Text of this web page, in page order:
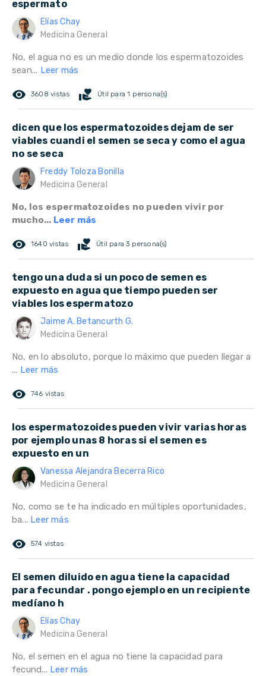
espermato
Elías Chay
Medicina General
No, el agua no es un medio donde los espermatozoides
sean... Leer más
remove_red_eye 3608 vistas volunteer_activism Útil para 1 persona(s)
dicen que los espermatozoides dejam de ser
viables cuandi el semen se seca y como el agua
no se seca
Freddy Toloza Bonilla
Medicina General
No, los espermatozoides no pueden vivir por
mucho... Leer más
remove_red_eye 1640 vistas volunteer_activism Útil para 3 persona(s)
tengo una duda si un poco de semen es
expuesto en agua que tiempo pueden ser
viables los espermatozo
Jaime A. Betancurth G.
Medicina General
No, en lo absoluto, porque lo máximo que pueden llegar a
... Leer más
remove_red_eye 746 vistas
los espermatozoides pueden vivir varias horas
por ejemplo unas 8 horas si el semen es
expuesto en un
Vanessa Alejandra Becerra Rico
Medicina General
No, como se te ha indicado en múltiples oportunidades,
ba... Leer más
remove_red_eye 574 vistas
El semen diluido en agua tiene la capacidad
para fecundar . pongo ejemplo en un recipiente
medíano h
Elías Chay
Medicina General
No, el semen en el agua no tiene la capacidad para
fecund... Leer más